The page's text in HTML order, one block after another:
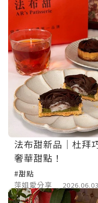
法布甜新品｜杜拜
奢華甜點！
#甜點
萍姐愛分享
2026.06.03